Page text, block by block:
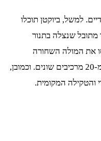
למשל, ביוקטן תוכלו
מתובל שנצלה בתנור
את המולה השחורה
המפורסמת, רוטב מורכב העשוי מיותר מ-20 מרכיבים שונים. וכמובן,
המקומית.